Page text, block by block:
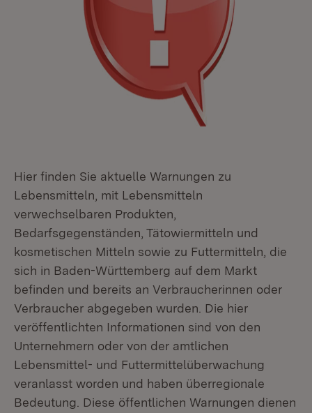
Hier finden Sie aktuelle Warnungen zu
Lebensmitteln, mit Lebensmitteln
verwechselbaren Produkten,
Bedarfsgegenständen, Tätowiermitteln und
kosmetischen Mitteln sowie zu Futtermitteln, die
sich in Baden-Württemberg auf dem Markt
befinden und bereits an Verbraucherinnen oder
Verbraucher abgegeben wurden. Die hier
veröffentlichten Informationen sind von den
Unternehmern oder von der amtlichen
Lebensmittel- und Futtermittelüberwachung
veranlasst worden und haben überregionale
Bedeutung. Diese öffentlichen Warnungen dienen